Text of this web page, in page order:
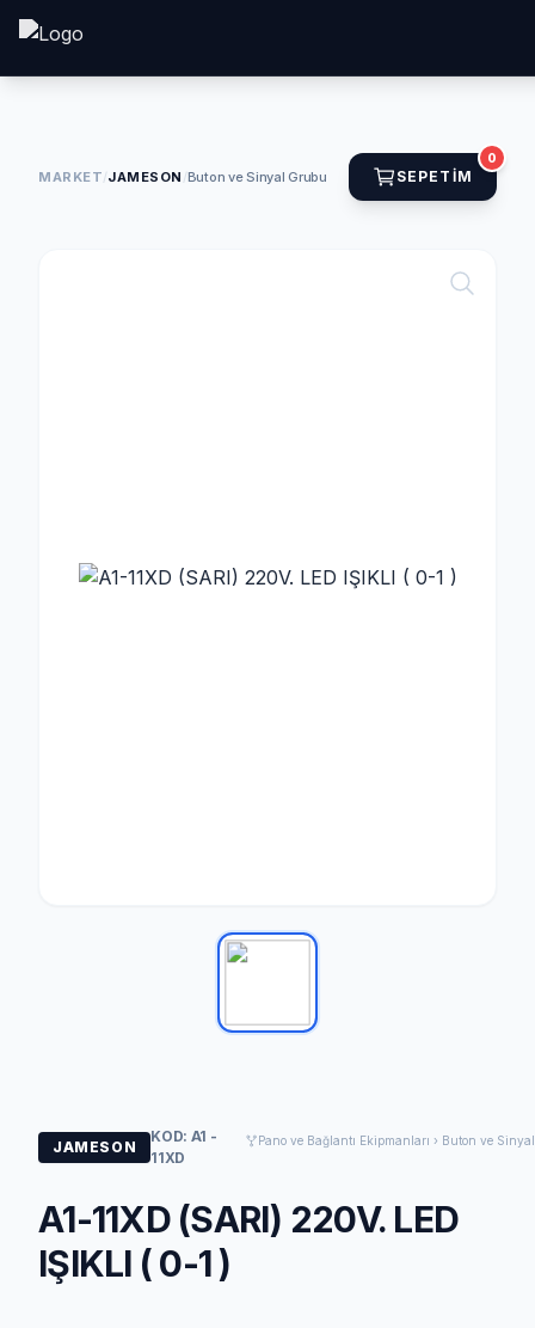
MARKET/JAMESON /Buton ve Sinyal Grubu SEPETIM
0
JAMESON
KOD: A1 -
11XD
Pano ve Bağlantı Ekipmanları › Buton ve
A1-11XD (SARI) 220V. LED
IŞIKLI ( 0-1 )